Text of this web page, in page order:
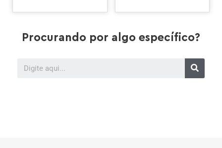
Procurando por algo específico?